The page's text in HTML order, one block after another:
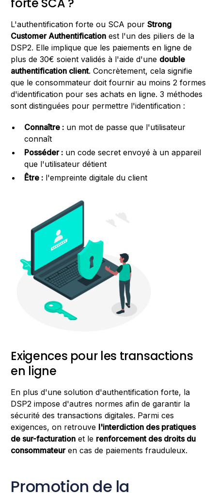
L'authentification forte ou SCA pourStrong
Customer Authentification est l'un des piliers de la
DSP2. Elle implique que les paiements en ligne de
plus de 30€ soient validés à l'aide d'une double
authentification client. Concrètement, cela signifie
que le consommateur doit fournir au moins 2 formes
d'identification pour ses achats en ligne. 3 méthodes
sont distinguées pour permettre l'identification :
Connaître : un mot de passe que l'utilisateur
connaît
Posséder : un code secret envoyé à un appareil
que l'utilisateur détient
Être : l'empreinte digitale du client
Exigences pour les transactions
en ligne
En plus d'une solution d'authentification forte, la
DSP2 impose d'autres normes afin de garantir la
sécurité des transactions digitales. Parmi ces
exigences, on retrouve l'interdiction des pratiques
de sur-facturation et le renforcement des droits du
consommateuren cas de paiements frauduleux.
Promotion de la